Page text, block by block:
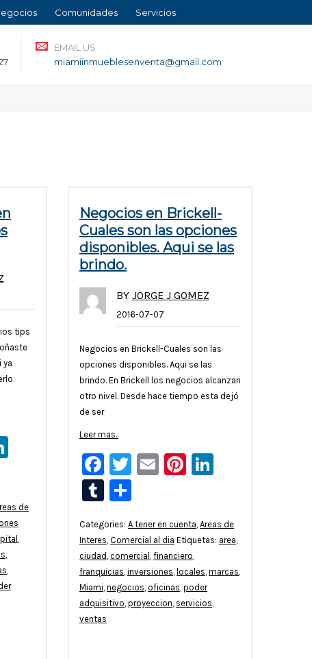
Comunidades Servicios
EMAIL US
miamiinmueblesenventa@gmail.com
tips
ya
LinkedIn
de
,
,
,
Negocios en Brickell-
Cuales son las opciones
disponibles. Aqui se las
brindo.
BY JORGE J GOMEZ
2016-07-07
Negocios en Brickell-Cuales son las
opciones disponibles. Aqui se las
brindo. En Brickell los negocios alcanzan
otro nivel. Desde hace tiempo esta dejó
de ser
Leer mas..
Facebook
Twitter
EmailPinterest
Tumblr
Categories: A tener en cuenta, Areas de
Interes, Comercial al dia Etiquetas: area,
ciudad, comercial , financiero,
franquicias, inversiones, locales, marcas,
Miami, negocios, oficinas, poder
adquisitivo, proyeccion, servicios,
ventas